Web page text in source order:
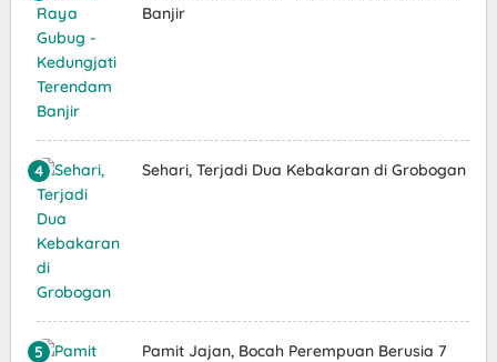
Banjir
Sehari, Terjadi Dua Kebakaran di Grobogan
Pamit Jajan, Bocah Perempuan Berusia 7